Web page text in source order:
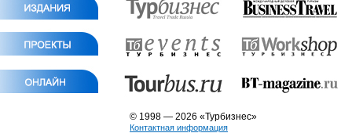
© 1998 — 2026 «Турбизнес»
Контактная информация